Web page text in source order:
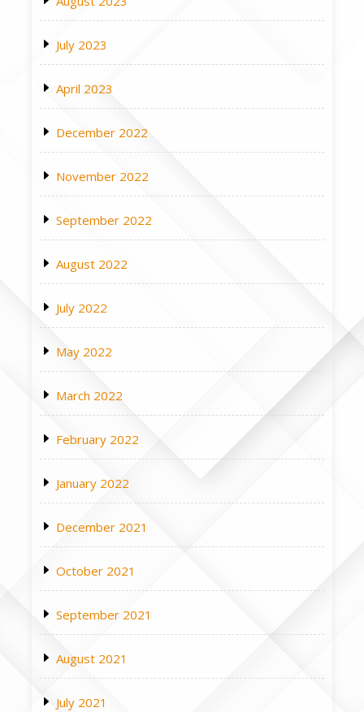
July 2023
April 2023
December 2022
November 2022
September 2022
August 2022
July 2022
May 2022
March 2022
February 2022
January 2022
December 2021
October 2021
September 2021
August 2021
July 2021